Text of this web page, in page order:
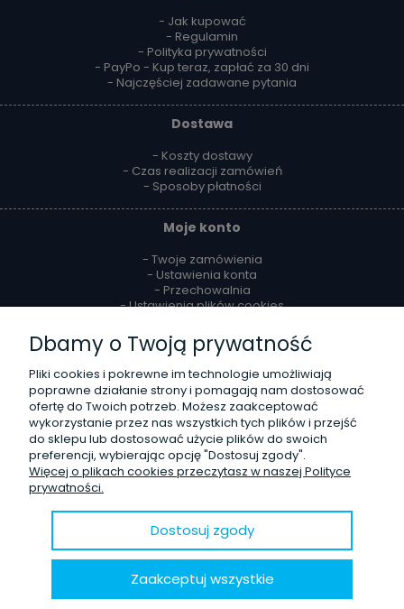
- Jak kupować
- Regulamin
- Polityka prywatności
- PayPo - Kup teraz, zapłać za 30 dni
- Najczęściej zadawane pytania
Dostawa
- Koszty dostawy
- Czas realizacji zamówień
- Sposoby płatności
Moje konto
- Twoje zamówienia
- Ustawienia konta
- Przechowalnia
- Ustawienia plików cookies
Reklamacje i zwroty
- Zwroty
- Odstąpienie od umowy
- Reklamacje
O firmie
- Kontakt
- Opinie Trustmate
- Blog
Dbamy o Twoją prywatność
Pliki cookies i pokrewne im technologie umożliwiają
poprawne działanie strony i pomagają nam dostosować
ofertę do Twoich potrzeb. Możesz zaakceptować
wykorzystanie przez nas wszystkich tych plików i przejść
do sklepu lub dostosować użycie plików do swoich
preferencji, wybierając opcję "Dostosuj zgody".
Więcej o plikach cookies przeczytasz w naszej Polityce
prywatności.
Dostosuj zgody
Zaakceptuj wszystkie